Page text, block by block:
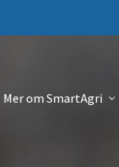
Mer om SmartAgri